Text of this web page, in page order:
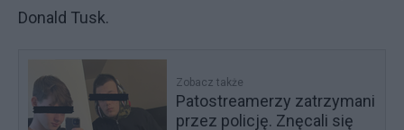
Donald Tusk.
Zobacz także
Patostreamerzy zatrzymani
przez policję. Znęcali się